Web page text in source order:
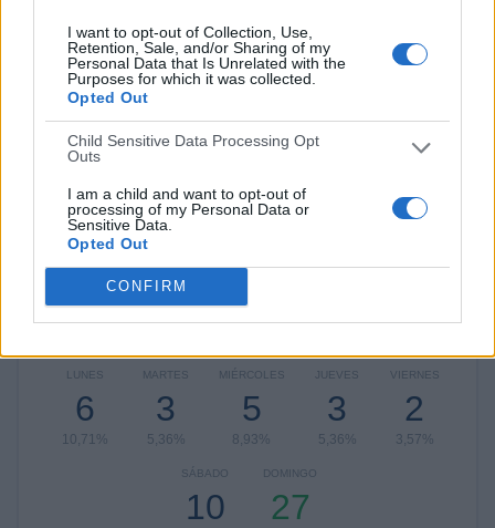
I want to opt-out of Collection, Use,
Retention, Sale, and/or Sharing of my
Personal Data that Is Unrelated with the
Purposes for which it was collected.
Opted Out
Child Sensitive Data Processing Opt
Outs
I am a child and want to opt-out of
processing of my Personal Data or
Sensitive Data.
Opted Out
CONFIRM
Avellino
3 (5,36%)
Pescara
3 (5,36%)
Serie C
55 (98,21%)
Coppa Italia Serie C
1 (1,79%)
LUNES
6
10,71%
MARTES
3
5,36%
MIÉRCOLES
5
8,93%
JUEVES
3
5,36%
VIERNES
2
3,57%
SÁBADO
10
DOMINGO
27